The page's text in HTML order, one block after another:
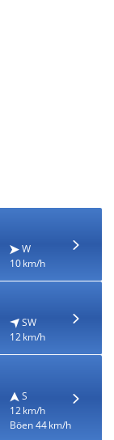
W
10 km/h
SW
12 km/h
S
12 km/h
Böen 44 km/h